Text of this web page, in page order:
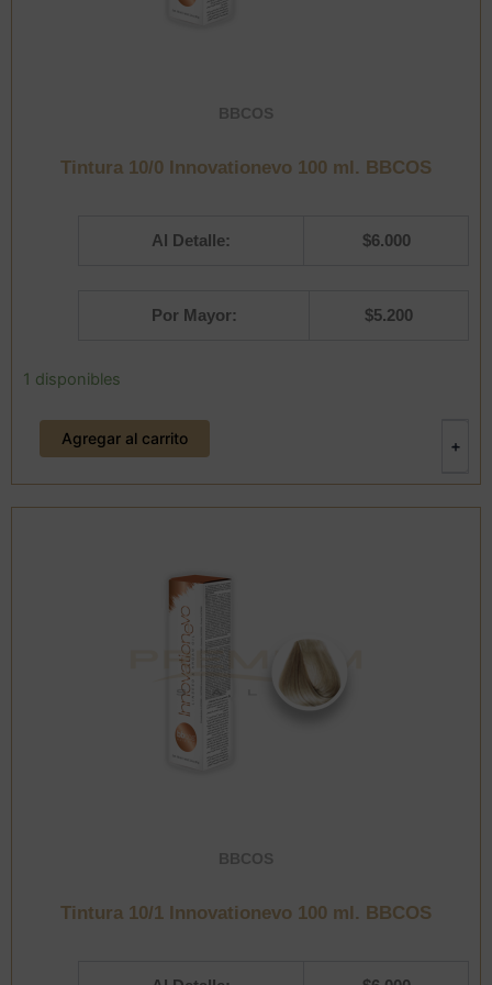
BBCOS
Tintura 10/0 Innovationevo 100 ml. BBCOS
Al Detalle: $6.000
Por Mayor: $5.200
1 disponibles
-
Tintura
Innovationevo
ml.
BBCOS
cantidad
+
Agregar al carrito
BBCOS
Tintura 10/1 Innovationevo 100 ml. BBCOS